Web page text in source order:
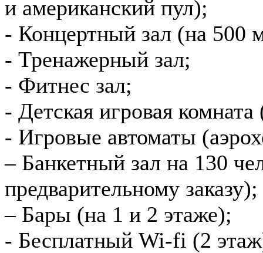
и американский пул);
- Концертный зал (на 500
- Тренажерный зал;
- Фитнес зал;
- Детская игровая
- Игровые автоматы
– Банкетный зал на 130
предварительному заказу);
– Бары (на 1 и 2 этаже);
- Бесплатный Wi-fi (2